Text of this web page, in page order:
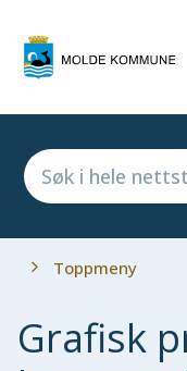
Du
Toppmeny
Grafisk